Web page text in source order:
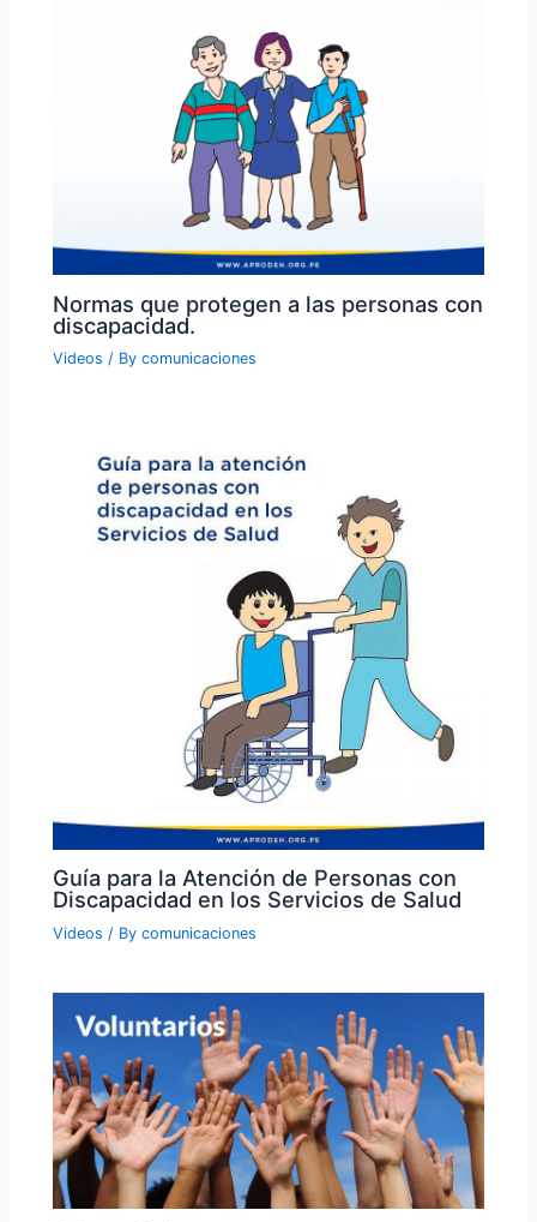
Normas que protegen a las personas con
discapacidad.
Videos / Bycomunicaciones
Guía para la Atención de Personas con
Discapacidad en los Servicios de Salud
Videos / Bycomunicaciones